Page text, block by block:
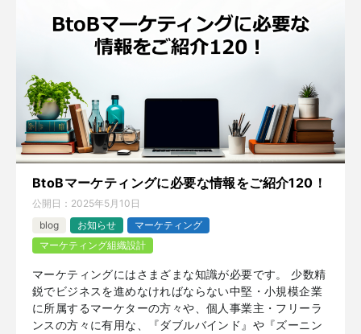
BtoBマーケティングに必要な情報をご紹介120！
公開日： 2025年5月10日
blog
お知らせ
マーケティング
マーケティング組織設計
マーケティングにはさまざまな知識が必要です。 少数精
鋭でビジネスを進めなければならない中堅・小規模企業
に所属するマーケターの方々や、個人事業主・フリーラ
ンスの方々に有用な、『ダブルバインド』や『ズーニン